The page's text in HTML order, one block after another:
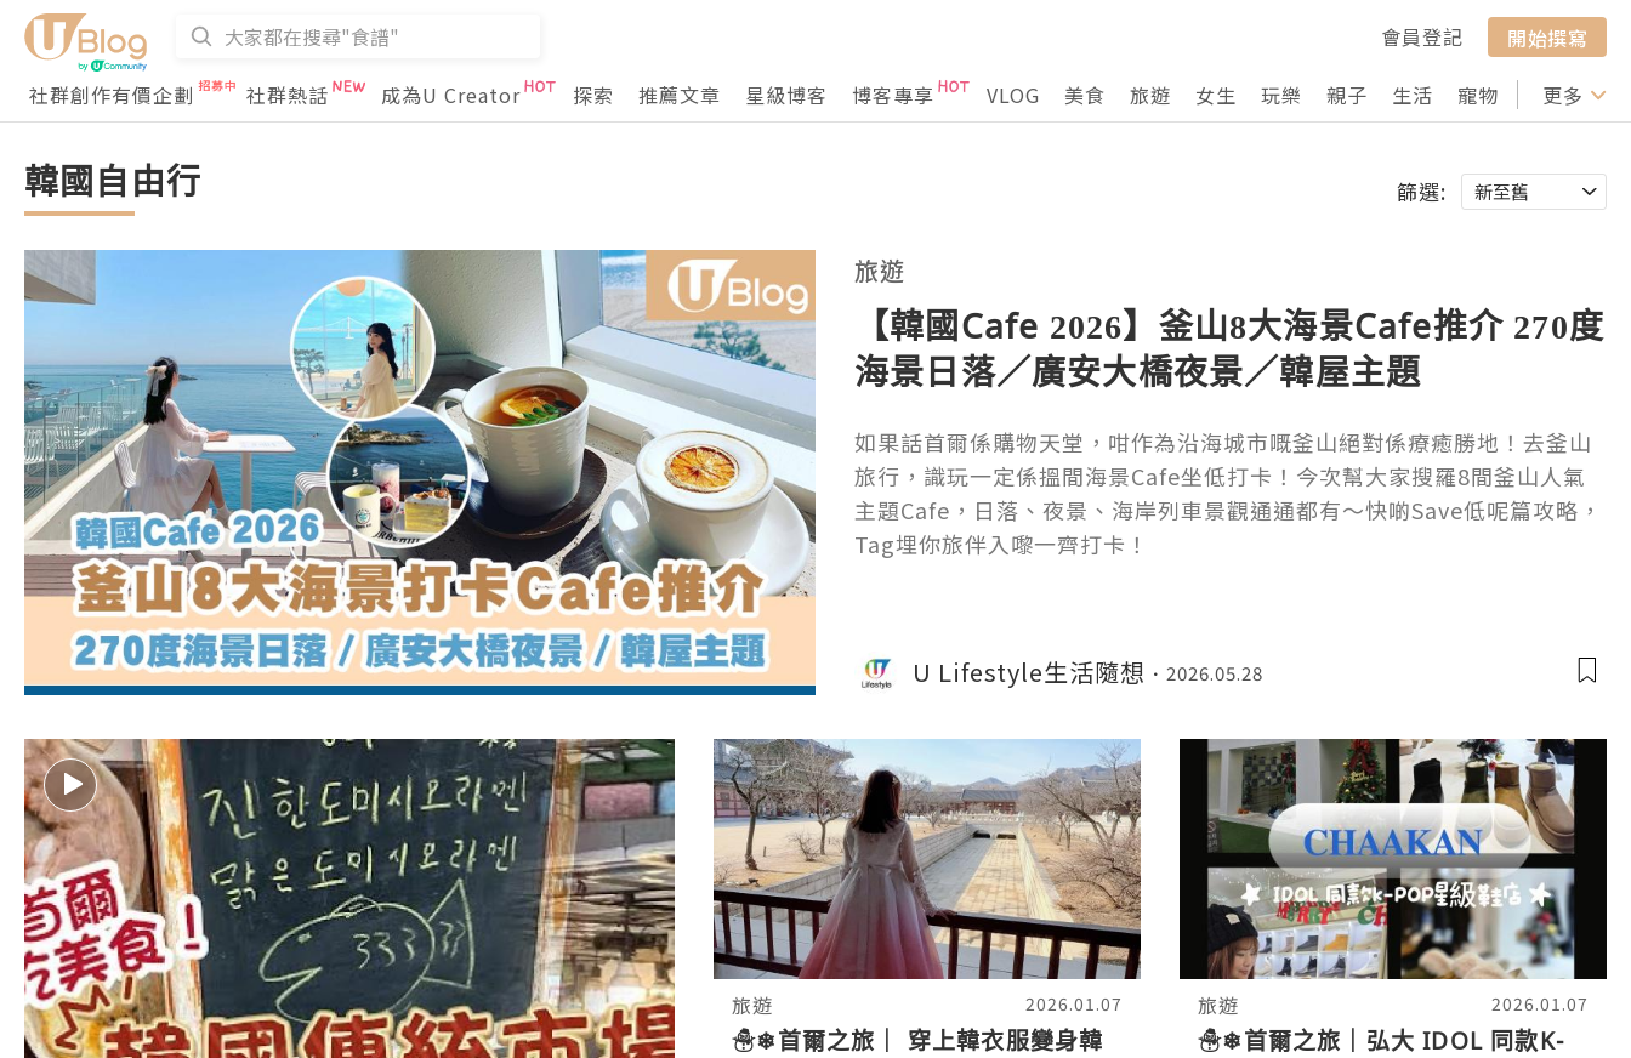
會員登記
開始撰寫
社群創作有價企劃
社群熱話 成為U Creator 探索 推薦文章 星級博客 博客專享 VLOG 美食 旅遊 女生 玩樂 親子 生活 寵物 行山 打卡
更多
韓國自由行 篩選:
旅遊
【韓國Cafe 2026】釜山8大海景Cafe推介 270度
海景日落／廣安大橋夜景／韓屋主題
如果話首爾係購物天堂，咁作為沿海城市嘅釜山絕對係療癒勝地！去釜山
旅行，識玩一定係搵間海景Cafe坐低打卡！今次幫大家搜羅8間釜山人氣
主題Cafe，日落、夜景、海岸列車景觀通通都有～快啲Save低呢篇攻略，
Tag埋你旅伴入嚟一齊打卡！
U Lifestyle生活隨想 2026.05.28
旅遊 2026.01.07
☃❄首爾之旅｜ 穿上韓衣服變身韓
旅遊 2026.01.07
☃❄首爾之旅｜弘大 IDOL 同款K-